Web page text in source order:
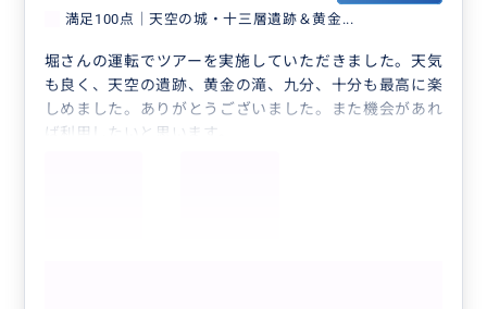
満足100点│天空の城・十三層遺跡＆黄金...
堀さんの運転でツアーを実施していただきました。天気
も良く、天空の遺跡、黄金の滝、九分、十分も最高に楽
しめました。ありがとうございました。また機会があれ
ば利用したいと思います。